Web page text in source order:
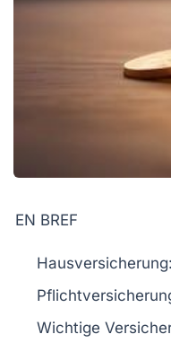
EN BREF
Hausversicherung
Wichtige